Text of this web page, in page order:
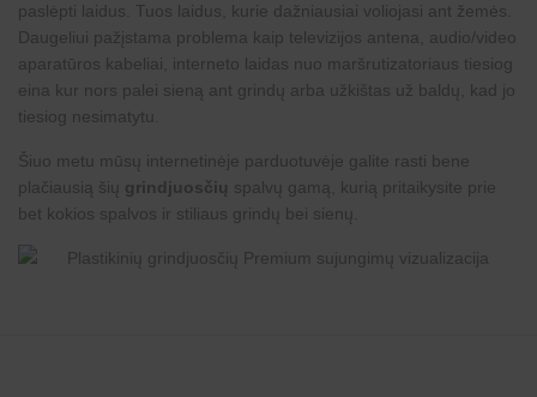
paslėpti laidus. Tuos laidus, kurie dažniausiai voliojasi ant žemės.
Daugeliui pažįstama problema kaip televizijos antena, audio/video
aparatūros kabeliai, interneto laidas nuo maršrutizatoriaus tiesiog
eina kur nors palei sieną ant grindų arba užkištas už baldų, kad jo
tiesiog nesimatytu.
Šiuo metu mūsų internetinėje parduotuvėje galite rasti bene
plačiausią šių grindjuosčių spalvų gamą, kurią pritaikysite prie
bet kokios spalvos ir stiliaus grindų bei sienų.